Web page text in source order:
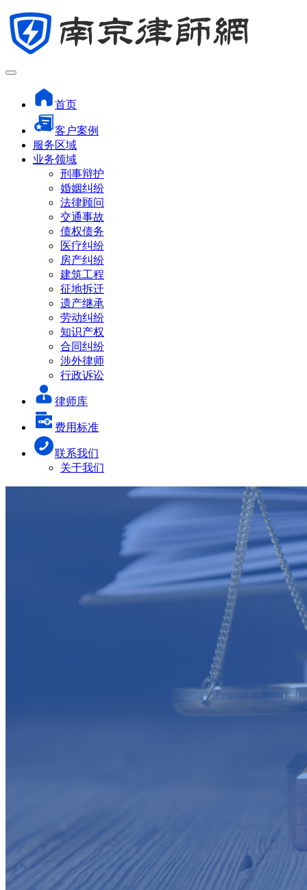
首页
客户案例
服务区域
业务领域
刑事辩护
婚姻纠纷
法律顾问
交通事故
债权债务
医疗纠纷
房产纠纷
建筑工程
征地拆迁
遗产继承
劳动纠纷
知识产权
合同纠纷
涉外律师
行政诉讼
律师库
费用标准
联系我们
关于我们